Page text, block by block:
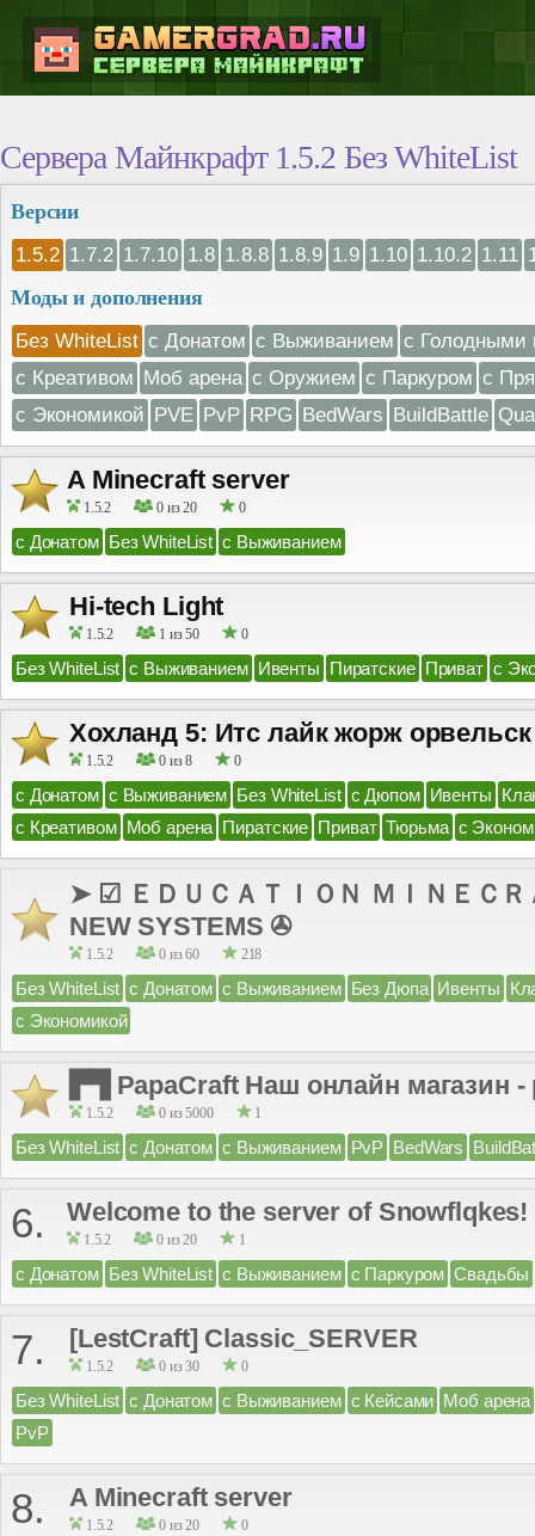
Сервера Майнкрафт 1.5.2 Без WhiteList
Версии
1.5.2 1.7.2 1.7.10 1.8 1.8.8 1.8.9 1.9 1.10 1.10.2 1.11
Моды и дополнения
Без WhiteList с Донатом с Выживанием с Голодными
с Креативом Моб арена с Оружием с Паркуром с
с Экономикой PVE PvP RPG BedWars BuildBattle
A Minecraft server
1.5.2 0 из 20 0
с Донатом Без WhiteList с Выживанием
Hi-tech Light
1.5.2 1 из 50 0
Без WhiteList с Выживанием Ивенты Пиратские Приват с
Хохланд 5: Итс лайк жорж орвельск
1.5.2 0 из 8 0
с Донатом с Выживанием Без WhiteList с Дюпом Ивенты
с Креативом Моб арена Пиратские Приват Тюрьма с
➤ ☑ ＥＤＵＣＡＴＩＯＮ ＭＩＮＥＣ
NEW SYSTEMS ✇
1.5.2 0 из 60 218
Без WhiteList с Донатом с Выживанием Без Дюпа Ивенты
с Экономикой
▛▜ PapaCraft Наш онлайн магазин -
1.5.2 0 из 5000 1
Без WhiteList с Донатом с Выживанием PvP BedWars
6. Welcome to the server of Snowflqkes!
1.5.2 0 из 20 1
с Донатом Без WhiteList с Выживанием с Паркуром Свадьбы
7. [LestCraft] Classic_SERVER
1.5.2 0 из 30 0
Без WhiteList с Донатом с Выживанием с Кейсами Моб арена
PvP
8. A Minecraft server
1.5.2 0 из 20 0